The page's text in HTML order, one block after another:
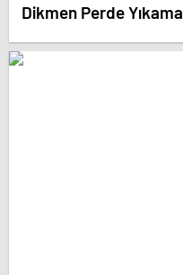
Dikmen Perde Yıkama